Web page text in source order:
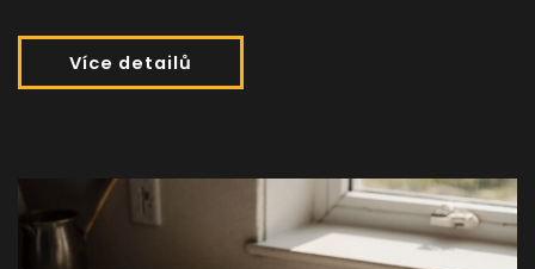
Více detailů